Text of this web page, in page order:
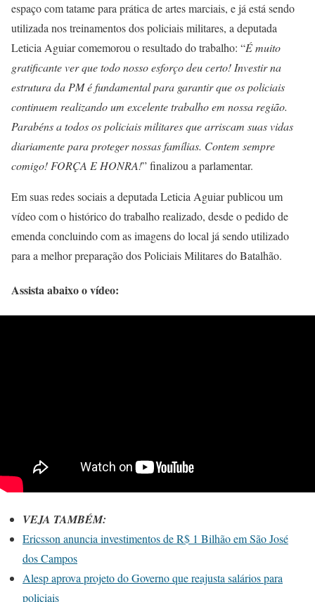
espaço com tatame para prática de artes marciais, e já está sendo
utilizada nos treinamentos dos policiais militares, a deputada
Leticia Aguiar comemorou o resultado do trabalho: “É muito
gratificante ver que todo nosso esforço deu certo! Investir na
estrutura da PM é fundamental para garantir que os policiais
continuem realizando um excelente trabalho em nossa região.
Parabéns a todos os policiais militares que arriscam suas vidas
diariamente para proteger nossas famílias. Contem sempre
comigo! FORÇA E HONRA!” finalizou a parlamentar.
Em suas redes sociais a deputada Leticia Aguiar publicou um
vídeo com o histórico do trabalho realizado, desde o pedido de
emenda concluindo com as imagens do local já sendo utilizado
para a melhor preparação dos Policiais Militares do Batalhão.
Assista abaixo o vídeo:
VEJA TAMBÉM:
Ericsson anuncia investimentos de R$ 1 Bilhão em São José
dos Campos
Alesp aprova projeto do Governo que reajusta salários para
policiais